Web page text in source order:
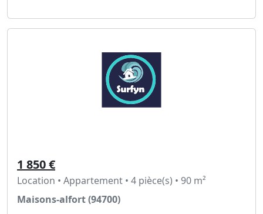
1 850 €
Location • Appartement • 4 pièce(s) • 90 m²
Maisons-alfort (94700)